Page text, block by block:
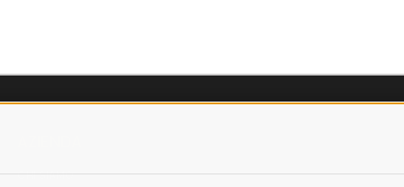
CHI SIAMO